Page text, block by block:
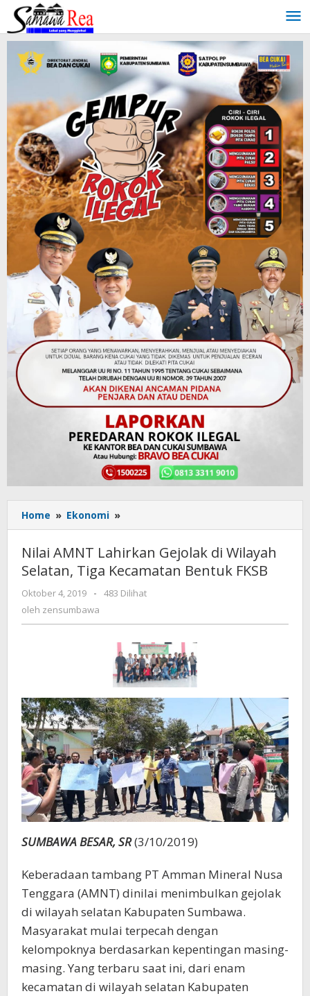
Lewati
konten
Home » Ekonomi »
AMNT
Lahirkan
Gejolak
di
Wilayah
Bentuk
FKSB
Nilai AMNT Lahirkan Gejolak di Wilayah
Selatan, Tiga Kecamatan Bentuk FKSB
Oktober 4, 2019
oleh
zensumbawa
-
483 Dilihat
oleh zensumbawa
SUMBAWA BESAR, SR(3/10/2019)
Keberadaan tambang PT Amman Mineral Nusa
Tenggara (AMNT) dinilai menimbulkan gejolak
di wilayah selatan Kabupaten Sumbawa.
Masyarakat mulai terpecah dengan
kelompoknya berdasarkan kepentingan masing-
masing. Yang terbaru saat ini, dari enam
kecamatan di wilayah selatan Kabupaten